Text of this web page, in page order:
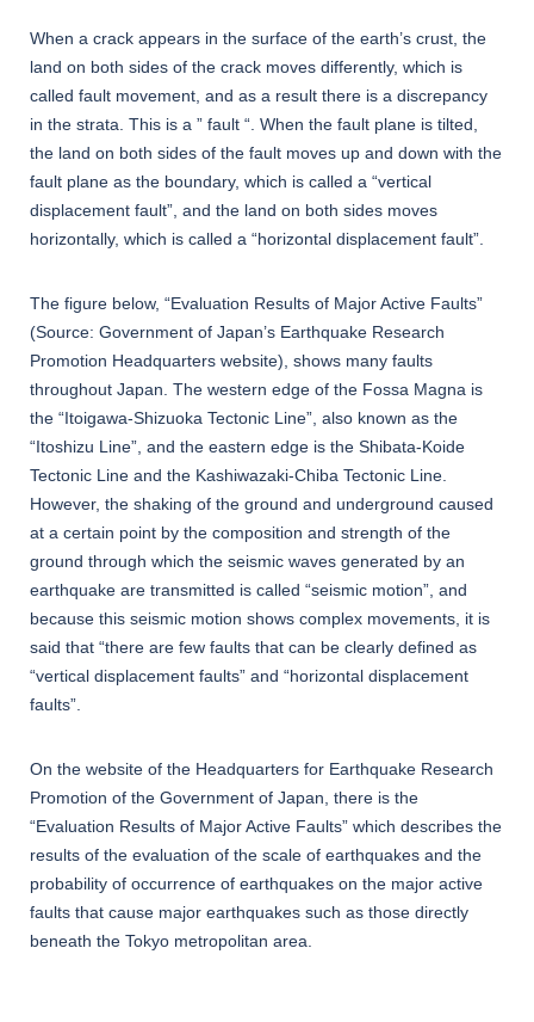
When a crack appears in the surface of the earth’s crust, the
land on both sides of the crack moves differently, which is
called fault movement, and as a result there is a discrepancy
in the strata. This is a ” fault “. When the fault plane is tilted,
the land on both sides of the fault moves up and down with the
fault plane as the boundary, which is called a “vertical
displacement fault”, and the land on both sides moves
horizontally, which is called a “horizontal displacement fault”.
The figure below, “Evaluation Results of Major Active Faults”
(Source: Government of Japan’s Earthquake Research
Promotion Headquarters website), shows many faults
throughout Japan. The western edge of the Fossa Magna is
the “Itoigawa-Shizuoka Tectonic Line”, also known as the
“Itoshizu Line”, and the eastern edge is the Shibata-Koide
Tectonic Line and the Kashiwazaki-Chiba Tectonic Line.
However, the shaking of the ground and underground caused
at a certain point by the composition and strength of the
ground through which the seismic waves generated by an
earthquake are transmitted is called “seismic motion”, and
because this seismic motion shows complex movements, it is
said that “there are few faults that can be clearly defined as
“vertical displacement faults” and “horizontal displacement
faults”.
On the website of the Headquarters for Earthquake Research
Promotion of the Government of Japan, there is the
“Evaluation Results of Major Active Faults” which describes the
results of the evaluation of the scale of earthquakes and the
probability of occurrence of earthquakes on the major active
faults that cause major earthquakes such as those directly
beneath the Tokyo metropolitan area.